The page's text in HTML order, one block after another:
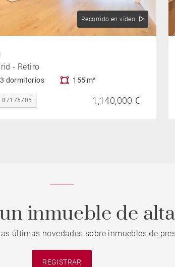
Recorrido en vídeo
- Retiro
3 dormitorios 155 m²
87175705 1,140,000 €
inmueble de
últimas novedades sobre inmuebles de
REGISTRAR